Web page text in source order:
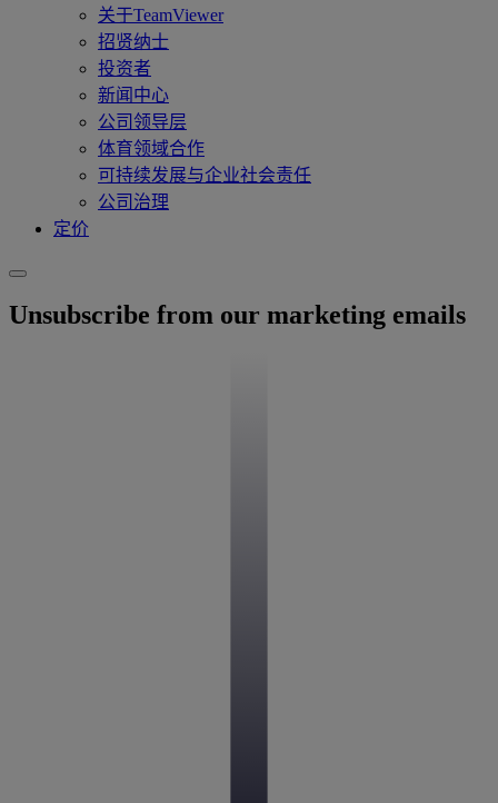
关于TeamViewer
招贤纳士
投资者
新闻中心
公司领导层
体育领域合作
可持续发展与企业社会责任
公司治理
定价
Unsubscribe from our marketing emails